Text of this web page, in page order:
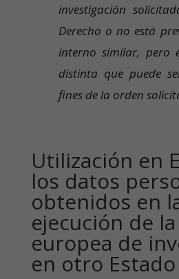
investigación
Derecho o no está
interno similar, pero
distinta que puede
fines de la orden
Utilización en
los datos
obtenidos en
ejecución de
europea de
en otro